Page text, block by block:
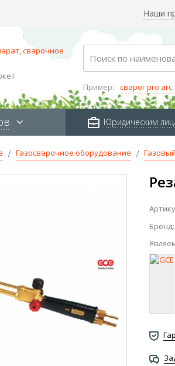
Наши
Search
Пример: сварог pro arc
Юридическим
Газосварочное оборудование
Бренд: